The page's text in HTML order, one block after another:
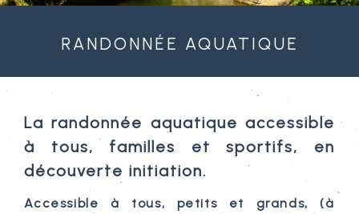
Randonnée aquatique
La randonnée aquatique accessible
à tous, familles et sportifs, en
découverte initiation.
Accessible à tous, petits et grands, (à